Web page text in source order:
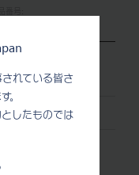
れている皆さ
。
したものでは